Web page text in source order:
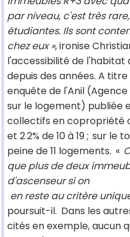
par niveau, c'est très
étudiantes. Ils sont
chez eux », ironise
l'accessibilité de l'habitat
depuis des années. A
enquête de l'Anil
sur le logement) publiée
collectifs en copropriété
et 22% de 10 à 19 ; sur le
peine de 11 logements. «
que plus de deux
d'ascenseur si on
en reste au critère
poursuit-il. Dans les
cités en exemple, aucun